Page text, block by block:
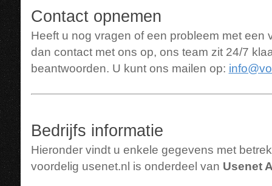
Contact opnemen
Heeft u nog vragen of een probleem met een
dan contact met ons op, ons team zit 24/7
beantwoorden. U kunt ons mailen op:
Bedrijfs informatie
Hieronder vindt u enkele gegevens met
voordelig usenet.nl is onderdeel van Usenet